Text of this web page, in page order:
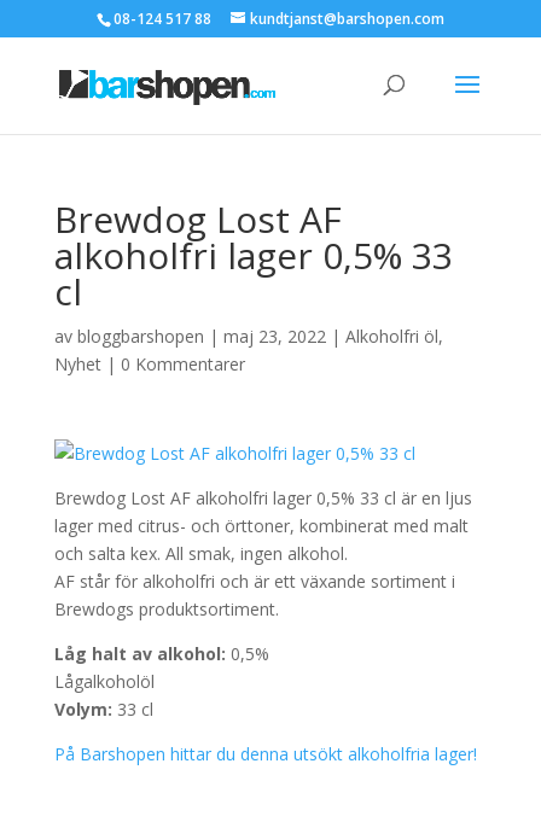
08-124 517 88 kundtjanst@barshopen.com
Brewdog Lost AF
alkoholfri lager 0,5% 33
cl
av bloggbarshopen | maj 23, 2022| Alkoholfri öl,
Nyhet| 0 Kommentarer
Brewdog Lost AF alkoholfri lager 0,5% 33 cl är en ljus
lager med citrus- och örttoner, kombinerat med malt
och salta kex. All smak, ingen alkohol.
AF står för alkoholfri och är ett växande sortiment i
Brewdogs produktsortiment.
Låg halt av alkohol: 0,5%
Lågalkoholöl
Volym: 33 cl
På Barshopen hittar du denna utsökt alkoholfria lager!